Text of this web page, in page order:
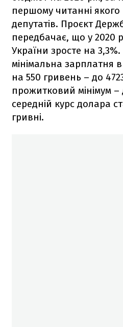
першому читанні якого
депутатів. Проєкт
передбачає, що у 2020
України зросте на 3,3%.
мінімальна зарплатня
на 550 гривень – до
прожитковий мінімум –
середній курс долара
гривні.